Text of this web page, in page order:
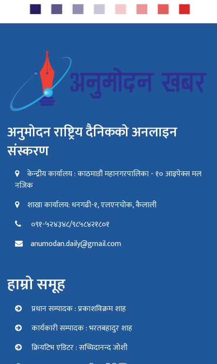
अनुमोदन राष्ट्रिय दैनिकको अनलाइन
संस्करण
केन्द्रीय कार्यालय : काठमाडौं महानगरपालिका - १० आइपेक्स मल
नजिक
शाखा कार्यालय: धनगढी-१, एलएनचोक, कैलाली
०९१-५२४३४८/९८५८४२१८०१
anumodan.daily@gmail.com
हाम्रो समूह
प्रधान सम्पादक : प्रकाशविक्रम शाह
कार्यकारी सम्पादक : भरतबहादुर शाह
क्रियटिभ एडिटर : सच्चिदानन्द जोशी